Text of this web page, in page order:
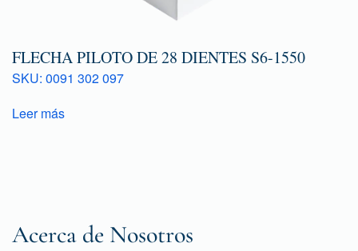
FLECHA PILOTO DE 28 DIENTES S6-1550
SKU: 0091 302 097
Leer más
Acerca de Nosotros